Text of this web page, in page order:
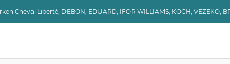
Cheval Liberté, DEBON, EDUARD, IFOR WILLIAMS, KOCH, VEZEKO,